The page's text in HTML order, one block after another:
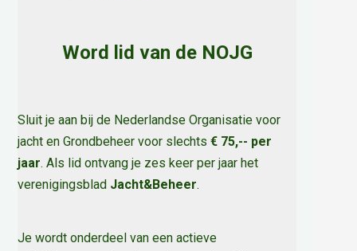
Word lid van de NOJG
Sluit je aan bij de Nederlandse Organisatie voor
jacht en Grondbeheer voor slechts€ 75,-- per
jaar. Als lid ontvang je zes keer per jaar het
verenigingsblad Jacht&Beheer.
Je wordt onderdeel van een actieve